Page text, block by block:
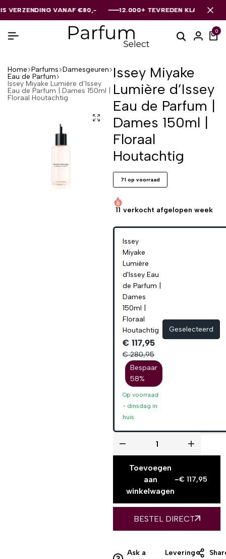
VANAF €80,- 12.000+ TEVREDEN KLANTEN
VANAF €80,- 12.000+ TEVREDEN KLANTEN
VANAF €80,- 12.000+ TEVREDEN KLANTEN
0
Home Parfums Damesgeuren
Eau de Parfum
Issey Miyake Lumière d’Issey
Eau de Parfum | Dames 150ml |
Floraal Houtachtig
Issey Miyake
Lumière d’Issey
Eau de Parfum |
Dames 150ml |
Floraal
Houtachtig
71 op voorraad
11 verkocht afgelopen week
Issey
Miyake
Lumière
d'Issey Eau
de Parfum |
Dames
150ml |
Floraal
Houtachtig
€ 117,95
€ 280,95
Bespaar
58%
Op voorraad
- dinsdag in
huis
Geselecteerd
Toevoegen
aan
winkelwagen
-€ 117,95
BESTEL DIRECT
Ask a
Levering